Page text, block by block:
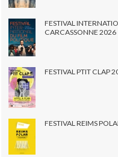
FESTIVAL
CARCASSONNE 2026
FESTIVAL PTIT CLAP
FESTIVAL REIMS